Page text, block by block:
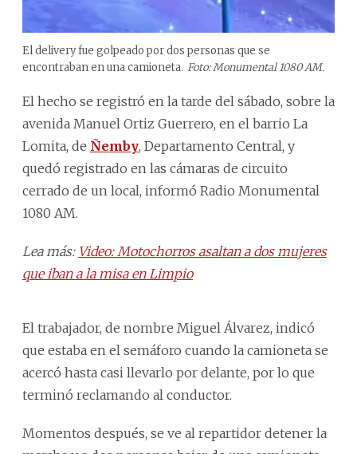
El delivery fue golpeado por dos personas que se
encontraban en una camioneta. Foto: Monumental 1080 AM.
El hecho se registró en la tarde del sábado, sobre la
avenida Manuel Ortiz Guerrero, en el barrio La
Lomita, de Ñemby, Departamento Central, y
quedó registrado en las cámaras de circuito
cerrado de un local, informó Radio Monumental
1080 AM.
Lea más: Video: Motochorros asaltan a dos mujeres
que iban a la misa en Limpio
El trabajador, de nombre Miguel Álvarez, indicó
que estaba en el semáforo cuando la camioneta se
acercó hasta casi llevarlo por delante, por lo que
terminó reclamando al conductor.
Momentos después, se ve al repartidor detener la